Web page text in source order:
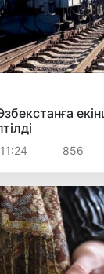
856